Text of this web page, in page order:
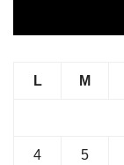
L M
4 5